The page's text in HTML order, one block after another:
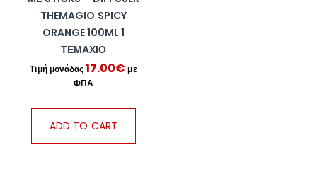
THEMAGIO SPICY
ORANGE 100ML 1
ΤΕΜΆΧΙΟ
17.00€
ADD TO CART